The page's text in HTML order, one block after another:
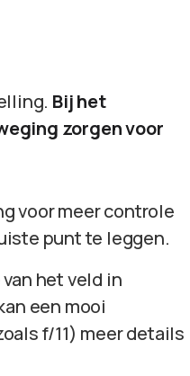
Bij het
zorgen voor
voor meer controle
punt te leggen.
het veld in
een mooi
f/11) meer details